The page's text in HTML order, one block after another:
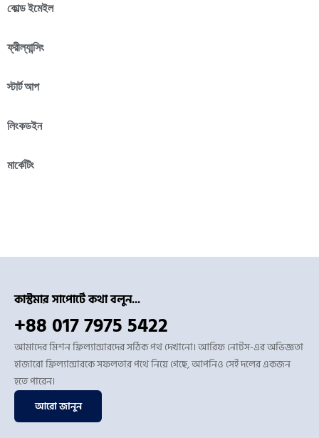
কোল্ড ইমেইল
ফ্রীল্যান্সিং
স্টার্ট আপ
লিংকডইন
মার্কেটিং
কাস্টমার সাপোর্টে কথা বলুন...
+88 017 7975 5422
আমাদের মিশন ফ্রিল্যান্সারদের সঠিক পথ দেখানো। আরিফ নোটস-এর অভিজ্ঞতা
হাজারো ফ্রিল্যান্সারকে সফলতার পথে নিয়ে গেছে, আপনিও সেই দলের একজন
হতে পারেন।
আরো জানুন